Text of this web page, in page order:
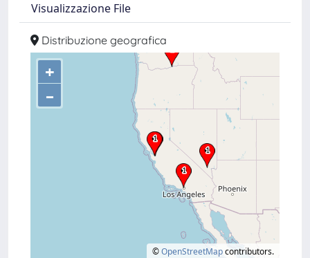
Visualizzazione File
Distribuzione geografica
+
–
©OpenStreetMapcontributors.